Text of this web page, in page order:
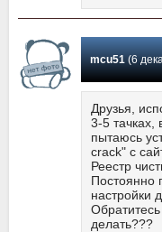
mcu51(6
Друзья,
3-5 тачках,
пытаюсь
crack" с
Реестр
Постоянно
настройки
делать???